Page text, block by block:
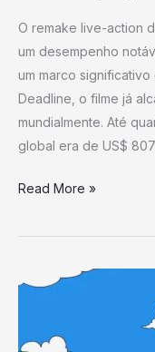
O remake live-action
um desempenho
um marco
Deadline, o filme já
mundialmente. Até
global era de US$
Read More »
O